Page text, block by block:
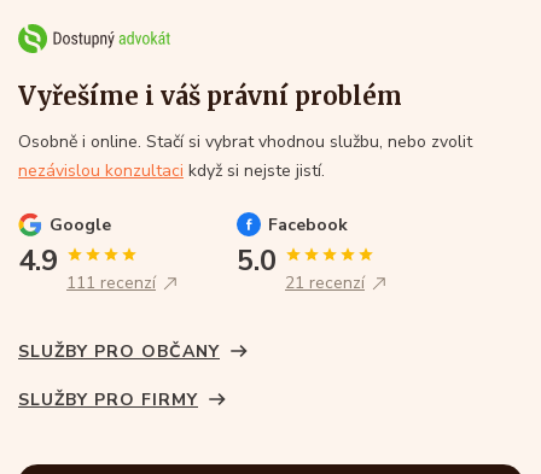
Vyřešíme i váš právní problém
Osobně i online. Stačí si vybrat vhodnou službu, nebo zvolit
nezávislou konzultaci když si nejste jistí.
Google
4.9
111 recenzí
Facebook
5.0
21 recenzí
SLUŽBY PRO OBČANY
SLUŽBY PRO FIRMY